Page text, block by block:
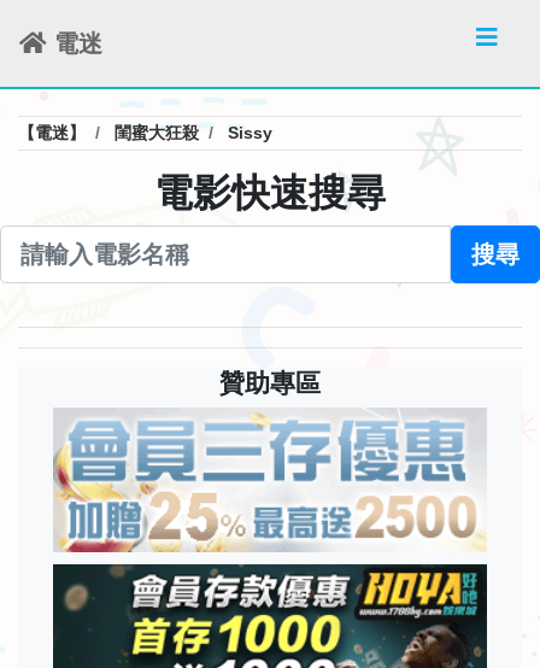
電迷
【電迷】 閨蜜大狂殺 Sissy
電影快速搜尋
搜尋
贊助專區